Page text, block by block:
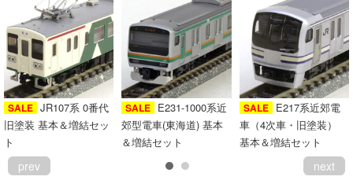
お気に入りリスト
新規会員登録
会員ランクについて
SALE JR107系 0番代
旧塗装 基本＆増結セッ
ト
SALE E231-1000系近
郊型電車(東海道) 基本
＆増結セット
SALE E217系近郊電
車（4次車・旧塗装）
基本＆増結セット
prev next